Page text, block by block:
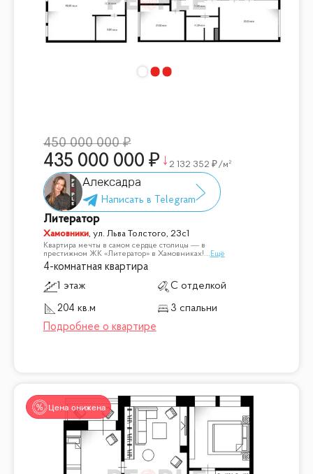
450 000 000
435 000 000 2 132 352 /м²
Алексадра
Литератор
Хамовники, ул. Льва Толстого, 23с1
Квартира мечты в самом сердце столицы — в
престижном ЖК «Литератор» в Хамовниках!... Ещё
4-комнатная квартира
1 этаж
С отделкой
204 кв.м
3 спальни
Цена снижена